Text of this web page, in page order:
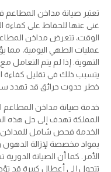
تعتبر صيانة مداخن المطاعم
غنى عنها للحفاظ على كفاءة
الوقت، تتعرض مداخن
عمليات الطهي اليومية، مما
التهوية. إذا لم يتم
يتسبب ذلك في تقليل كفاءة
خطر حدوث حرائق قد تهدد
خدمة صيانة مداخن
المملكة تهدف إلى حل هذه
الخدمة فحص شامل للمداخن
بمواد مخصصة لإزالة الدهون
الأمر. كما أن الصيانة
تتحول إلى أعطال كبيرة قد